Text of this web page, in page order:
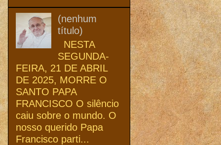
(nenhum
título)
NESTA
SEGUNDA-
FEIRA, 21 DE ABRIL
DE 2025, MORRE O
SANTO PAPA
FRANCISCO O silêncio
caiu sobre o mundo. O
nosso querido Papa
Francisco parti...